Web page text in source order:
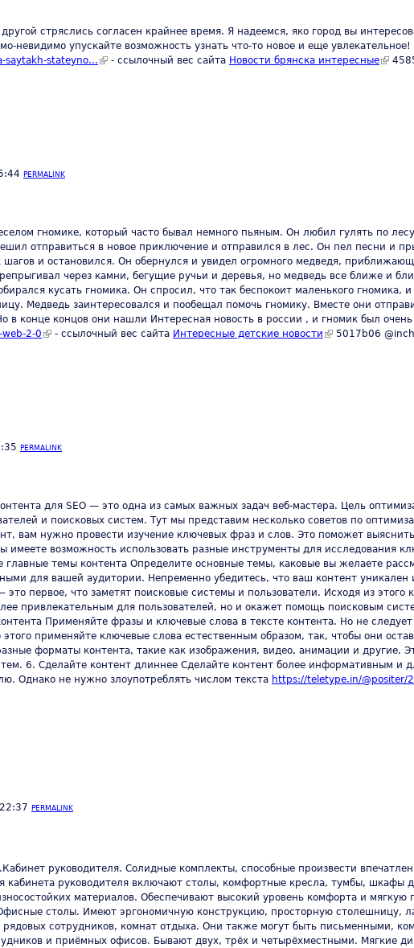
стряслись согласен крайнее время. Я надеемся, яко город вы
невидимо упускайте возможность узнать что-то новое и еще
saytakh-stateyno... (link is external)
- ссылочный вес сайта Новости брянска интересные(link
PERMALINK
гномике, который часто бывал немного пьяным. Он любил гулять по
отправиться в новое приключение и отправился в лес. Он пел песни и
и остановился. Он обернулся и увидел огромного медведя,
через камни, бегущие ручьи и деревья, но медведь все ближе и
кусать гномика. Он спросил, что так беспокоит маленького гномика,
Медведь заинтересовался и пообещал помочь гномику. Вместе они
в конце концов они нашли Интересная новость в россии , и гномик был
2-0 (link is external)
- ссылочный вес сайта Интересные детские новости (link is external)
5017b06
PERMALINK
для SEO — это одна из самых важных задач веб-мастера. Цель
и поисковых систем. Тут мы представим несколько советов по
вам нужно провести изучение ключевых фраз и слов. Это поможет
возможность использовать разные инструменты для исследования
главные темы контента Определите основные темы, каковые вы желаете
для вашей аудитории. Непременно убедитесь, что ваш контент уникален
это первое, что заметят поисковые системы и пользователи. Исходя из
привлекательным для пользователей, но и окажет помощь поисковым
Применяйте фразы и ключевые слова в тексте контента. Но не
этого применяйте ключевые слова естественным образом, так, чтобы они
форматы контента, такие как изображения, видео, анимации и другие.
6. Сделайте контент длиннее Сделайте контент более информативным
Однако не нужно злоупотреблять числом текста https://teletype.in/@positer/
PERMALINK
руководителя. Солидные комплекты, способные произвести
кабинета руководителя включают столы, комфортные кресла, тумбы, шкафы
материалов. Обеспечивают высокий уровень комфорта и
столы. Имеют эргономичную конструкцию, просторную столешницу,
рядовых сотрудников, комнат отдыха. Они также могут быть письменными,
и приёмных офисов. Бывают двух, трёх и четырёхместными. Мягкие